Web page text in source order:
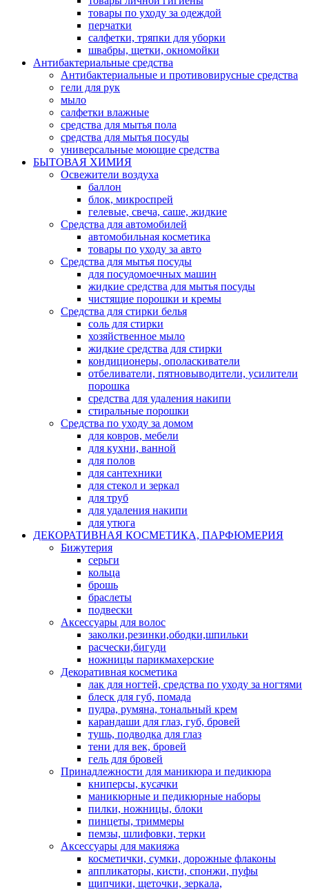
товары по уходу за одеждой
перчатки
салфетки, тряпки для уборки
швабры, щетки, окномойки
Антибактериальные средства
Антибактериальные и противовирусные средства
гели для рук
мыло
салфетки влажные
средства для мытья пола
средства для мытья посуды
универсальные моющие средства
БЫТОВАЯ ХИМИЯ
Освежители воздуха
баллон
блок, микроспрей
гелевые, свеча, саше, жидкие
Средства для автомобилей
автомобильная косметика
товары по уходу за авто
Средства для мытья посуды
для посудомоечных машин
жидкие средства для мытья посуды
чистящие порошки и кремы
Средства для стирки белья
соль для стирки
хозяйственное мыло
жидкие средства для стирки
кондиционеры, ополаскиватели
отбеливатели, пятновыводители, усилители
порошка
средства для удаления накипи
стиральные порошки
Средства по уходу за домом
для ковров, мебели
для кухни, ванной
для полов
для сантехники
для стекол и зеркал
для труб
для удаления накипи
для утюга
ДЕКОРАТИВНАЯ КОСМЕТИКА, ПАРФЮМЕРИЯ
Бижутерия
серьги
кольца
брошь
браслеты
подвески
Аксессуары для волос
заколки,резинки,ободки,шпильки
расчески,бигуди
ножницы парикмахерские
Декоративная косметика
лак для ногтей, средства по уходу за ногтями
блеск для губ, помада
пудра, румяна, тональный крем
карандаши для глаз, губ, бровей
тушь, подводка для глаз
тени для век, бровей
гель для бровей
Принадлежности для маникюра и педикюра
книперсы, кусачки
маникюрные и педикюрные наборы
пилки, ножницы, блоки
пинцеты, триммеры
пемзы, шлифовки, терки
Аксессуары для макияжа
косметички, сумки, дорожные флаконы
аппликаторы, кисти, спонжи, пуфы
щипчики, щеточки, зеркала,